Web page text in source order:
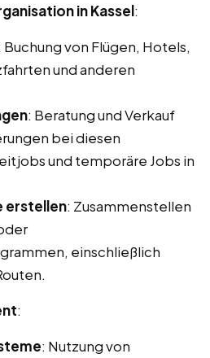
in Kassel:
Buchung von Flügen, Hotels,
und anderen
: Beratung und Verkauf
bei diesen
und temporäre Jobs in
erstellen: Zusammenstellen
einschließlich
:
: Nutzung von